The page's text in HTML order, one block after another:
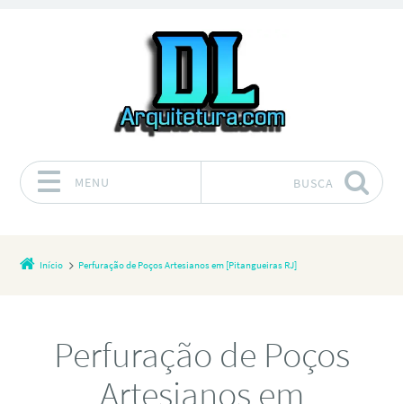
MENU BUSCA
Início Perfuração de Poços Artesianos em [Pitangueiras RJ]
Perfuração de Poços
Artesianos em